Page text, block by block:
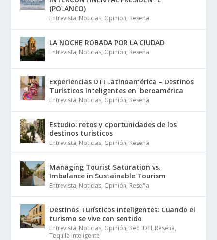
(POLANCO)
Entrevista, Noticias, Opinión, Reseña
LA NOCHE ROBADA POR LA CIUDAD
Entrevista, Noticias, Opinión, Reseña
Experiencias DTI Latinoamérica – Destinos
Turísticos Inteligentes en Iberoamérica
Entrevista, Noticias, Opinión, Reseña
Estudio: retos y oportunidades de los
destinos turísticos
Entrevista, Noticias, Opinión, Reseña
Managing Tourist Saturation vs.
Imbalance in Sustainable Tourism
Entrevista, Noticias, Opinión, Reseña
Destinos Turísticos Inteligentes: Cuando el
turismo se vive con sentido
Entrevista, Noticias, Opinión, Red IDTI, Reseña,
Tequila Inteligente